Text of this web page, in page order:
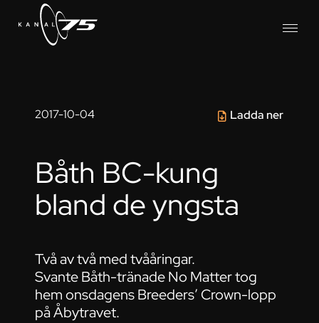
2017-10-04 Ladda ner
Båth BC-kung
bland de yngsta
Två av två med tvååringar.
Svante Båth-tränade No Matter tog
hem onsdagens Breeders’ Crown-lopp
på Åbytravet.